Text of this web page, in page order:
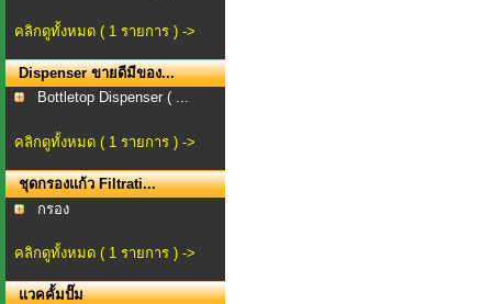
คลิกดูทั้งหมด ( 1 รายการ ) ->
Dispenser ขายดีมีของ...
Bottletop Dispenser ( ...
คลิกดูทั้งหมด ( 1 รายการ ) ->
ชุดกรองแก้ว Filtrati...
กรอง
คลิกดูทั้งหมด ( 1 รายการ ) ->
แวคคั้มปั๊ม